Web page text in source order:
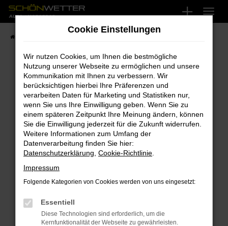
Zum
Hauptinhalt
springen
Fahrzeug-Showroom
FEHLER: NETWORK ERROR
Beim Laden ist ein Fehler aufgetreten.
Hier sind ein paar Tipps, die dir helfen können:
Überprüfe deine Firewall und deine
Internetverbindung.
Laden andere Webseiten, zum Beispiel deine
Suchmaschine?
Prüfe deine Browsererweiterungen.
können das Laden bestimmter Seiten
verhindern. Funktioniert die Seite in einem
Cookie Einstellungen
Wir nutzen Cookies, um Ihnen die bestmögliche
Nutzung unserer Webseite zu ermöglichen und unsere
Kommunikation mit Ihnen zu verbessern. Wir
berücksichtigen hierbei Ihre Präferenzen und
verarbeiten Daten für Marketing und Statistiken nur,
wenn Sie uns Ihre Einwilligung geben. Wenn Sie zu
einem späteren Zeitpunkt Ihre Meinung ändern, können
Sie die Einwilligung jederzeit für die Zukunft widerrufen.
Weitere Informationen zum Umfang der
Datenverarbeitung finden Sie hier:
Datenschutzerklärung Cookie-Richtlinie
Impressum
Folgende Kategorien von Cookies werden von uns eingesetzt:
Essentiell
Diese Technologien sind erforderlich, um die
Kernfunktionalität der Webseite zu gewährleisten.